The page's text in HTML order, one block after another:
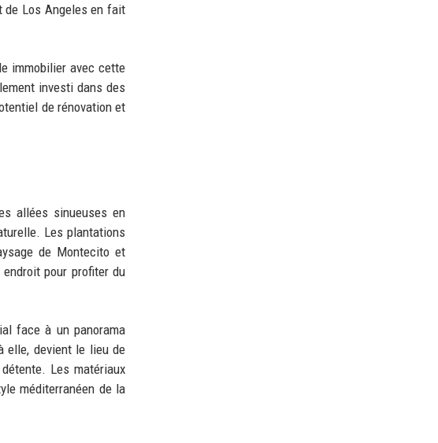
de Los Angeles en fait
immobilier avec cette
investi dans des
de rénovation et
allées sinueuses en
Les plantations
de Montecito et
pour profiter du
face à un panorama
elle, devient le lieu de
Les matériaux
méditerranéen de la